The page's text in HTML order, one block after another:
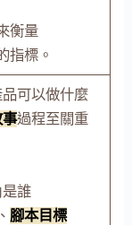
衡量
指標。
可以做什麼
過程至關重
誰
腳本目標